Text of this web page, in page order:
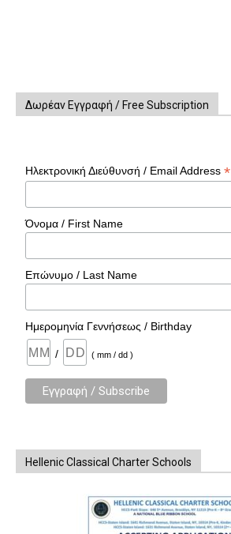
Δωρέαν Εγγραφή / Free Subscription
Ηλεκτρονική Διεύθυνσή / Email Address*
Όνομα / First Name
Επώνυμο / Last Name
Ημερομηνία Γεννήσεως / Birthday
/ ( mm / dd )
Hellenic Classical Charter Schools